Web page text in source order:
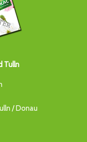
Tulln
/ Donau